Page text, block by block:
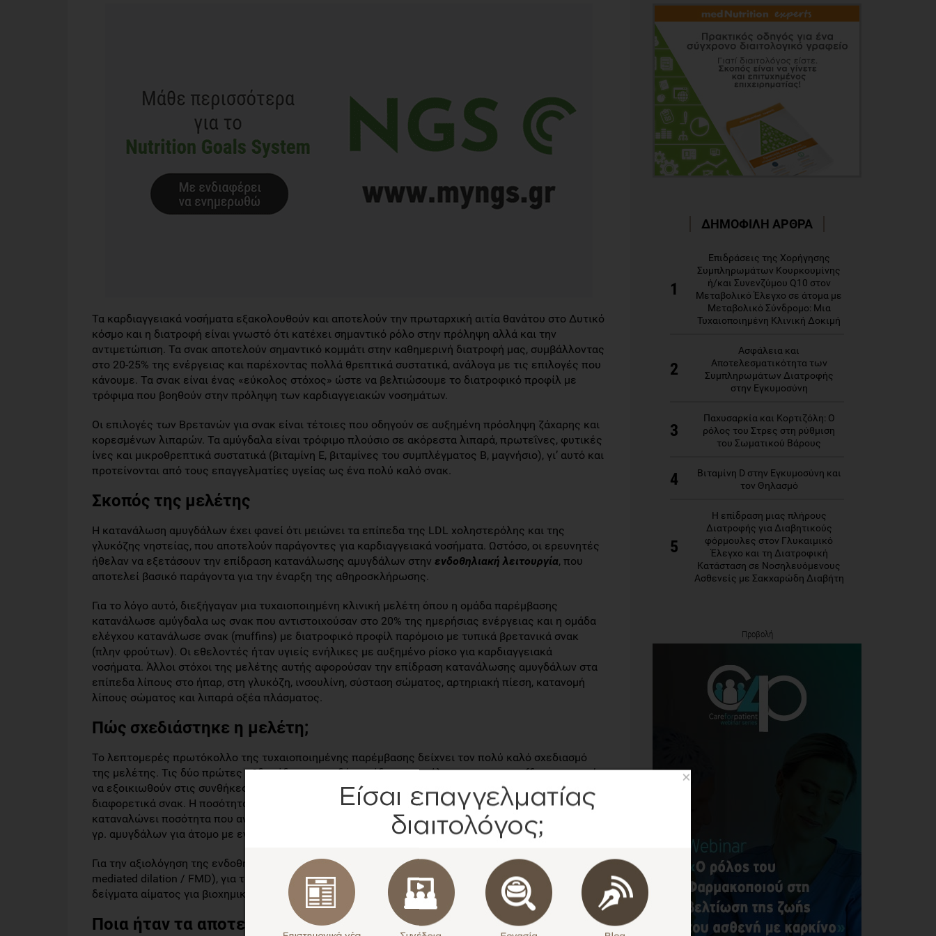
Τα καρδιαγγειακά νοσήματα εξακολουθούν και αποτελούν την πρωταρχική αιτία θανάτου στο Δυτικό
κόσμο και η διατροφή είναι γνωστό ότι κατέχει σημαντικό ρόλο στην πρόληψη αλλά και την
αντιμετώπιση. Τα σνακ αποτελούν σημαντικό κομμάτι στην καθημερινή διατροφή μας, συμβάλλοντας
στο 20-25% της ενέργειας και παρέχοντας πολλά θρεπτικά συστατικά, ανάλογα με τις επιλογές που
κάνουμε. Τα σνακ είναι ένας «εύκολος στόχος» ώστε να βελτιώσουμε το διατροφικό προφίλ με
τρόφιμα που βοηθούν στην πρόληψη των καρδιαγγειακών νοσημάτων.
Οι επιλογές των Βρετανών για σνακ είναι τέτοιες που οδηγούν σε αυξημένη πρόσληψη ζάχαρης και
κορεσμένων λιπαρών. Τα αμύγδαλα είναι τρόφιμο πλούσιο σε ακόρεστα λιπαρά, πρωτεΐνες, φυτικές
ίνες και μικροθρεπτικά συστατικά (βιταμίνη Ε, βιταμίνες του συμπλέγματος Β, μαγνήσιο), γι’ αυτό και
προτείνονται από τους επαγγελματίες υγείας ως ένα πολύ καλό σνακ.
Σκοπός της μελέτης
Η κατανάλωση αμυγδάλων έχει φανεί ότι μειώνει τα επίπεδα της LDL χοληστερόλης και της
γλυκόζης νηστείας, που αποτελούν παράγοντες για καρδιαγγειακά νοσήματα. Ωστόσο, οι ερευνητές
ήθελαν να εξετάσουν την επίδραση κατανάλωσης αμυγδάλων στην ενδοθηλιακή λειτουργία, που
αποτελεί βασικό παράγοντα για την έναρξη της αθηροσκλήρωσης.
Για το λόγο αυτό, διεξήγαγαν μια τυχαιοποιημένη κλινική μελέτη όπου η ομάδα παρέμβασης
κατανάλωσε αμύγδαλα ως σνακ που αντιστοιχούσαν στο 20% της ημερήσιας ενέργειας και η ομάδα
ελέγχου κατανάλωσε σνακ (muffins) με διατροφικό προφίλ παρόμοιο με τυπικά βρετανικά σνακ
(πλην φρούτων). Οι εθελοντές ήταν υγιείς ενήλικες με αυξημένο ρίσκο για καρδιαγγειακά
νοσήματα. Άλλοι στόχοι της μελέτης αυτής αφορούσαν την επίδραση κατανάλωσης αμυγδάλων στα
επίπεδα λίπους στο ήπαρ, στη γλυκόζη, ινσουλίνη, σύσταση σώματος, αρτηριακή πίεση, κατανομή
λίπους σώματος και λιπαρά οξέα πλάσματος.
Πώς σχεδιάστηκε η μελέτη;
Το λεπτομερές πρωτόκολλο της τυχαιοποιημένης παρέμβασης δείχνει τον πολύ καλό σχεδιασμό
της μελέτης. Τις δύο πρώτες εβδομάδες, και οι δύο ομάδες κατανάλωναν σνακ – muffins με σκοπό
να εξοικιωθούν στις συνθήκες της μελέτης. Στη συνέχεια και για 4 εβδομάδες, η κάθε ομάδα είχε
διαφορετικά σνακ. Η ποσότητα του σνακ ήταν εξατομικευμένη, ώστε κάθε εθελοντής να
καταναλώνει ποσότητα που αντιστοιχούσε στο 20% των ημερήσιων ενεργειακών αναγκών (π.χ. 63
γρ. αμυγδάλων για άτομο με ενεργειακές ανάγκες 2000 θερμίδων).
Για την αξιολόγηση της ενδοθηλιακής λειτουργίας εξετάσθηκε η αγγειοδιαστολή μέσω ροής (flow-
mediated dilation / FMD), για το λίπος στο ήπαρ διενεργήθηκε μαγνητική τομογραφία, ενώ δόθηκαν
δείγματα αίματος για βιοχημικούς δείκτες.
Ποια ήταν τα αποτελέσματα;
ΔΗΜΟΦΙΛΗ ΑΡΘΡΑ
1
Επιδράσεις της Χορήγησης
Συμπληρωμάτων Κουρκουμίνης
ή/και Συνενζύμου Q10 στον
Μεταβολικό Έλεγχο σε άτομα με
Μεταβολικό Σύνδρομο: Μια
Τυχαιοποιημένη Κλινική Δοκιμή
2
Ασφάλεια και
Αποτελεσματικότητα των
Συμπληρωμάτων Διατροφής
στην Εγκυμοσύνη
3
Παχυσαρκία και Κορτιζόλη: Ο
ρόλος του Στρες στη ρύθμιση
του Σωματικού Βάρους
4
Βιταμίνη D στην Εγκυμοσύνη και
τον Θηλασμό
5
Η επίδραση μιας πλήρους
Διατροφής για Διαβητικούς
φόρμουλες στον Γλυκαιμικό
Έλεγχο και τη Διατροφική
Κατάσταση σε Νοσηλευόμενους
Ασθενείς με Σακχαρώδη Διαβήτη
Προβολή
×